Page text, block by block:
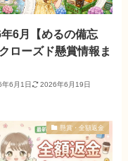
6月【めるの備忘
ローズド懸賞情報ま
6月1日 2026年6月19日
懸賞・全額返金